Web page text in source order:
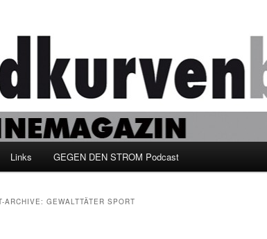
Links GEGEN DEN STROM Podcast
ARCHIVE: GEWALTTÄTER SPORT